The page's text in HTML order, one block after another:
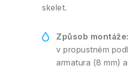
skelet.
Způsob montáže:
v propustném
armatura (8 mm)